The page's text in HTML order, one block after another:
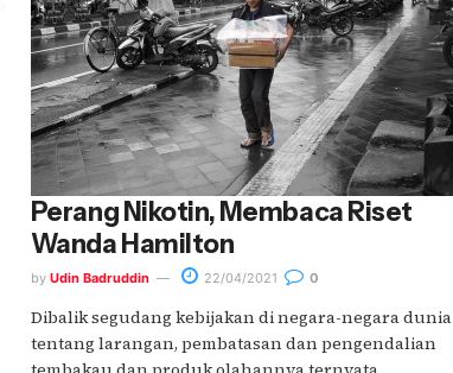
Perang Nikotin, Membaca Riset
Wanda Hamilton
by Udin Badruddin 22/04/2021 0
Dibalik segudang kebijakan di negara-negara dunia
tentang larangan, pembatasan dan pengendalian